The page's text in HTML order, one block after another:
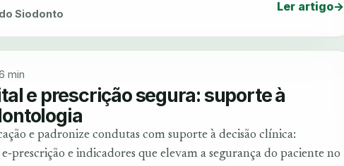
Siodonto Ler artigo→
min
e prescrição segura: suporte à
e padronize condutas com suporte à decisão clínica:
e indicadores que elevam a segurança do paciente no